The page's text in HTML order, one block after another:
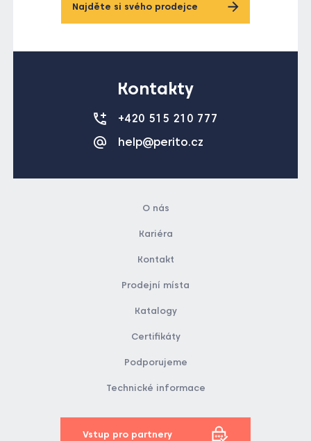
Najděte si svého prodejce
Kontakty
+420 515 210 777
help@perito.cz
O nás
Kariéra
Kontakt
Prodejní místa
Katalogy
Certifikáty
Podporujeme
Technické informace
Vstup pro partnery